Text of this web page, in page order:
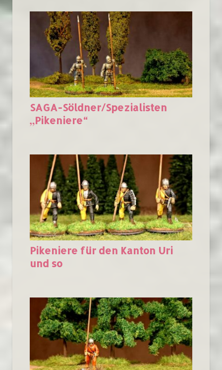
SAGA-Söldner/Spezialisten
„Pikeniere“
Pikeniere für den Kanton Uri
und so